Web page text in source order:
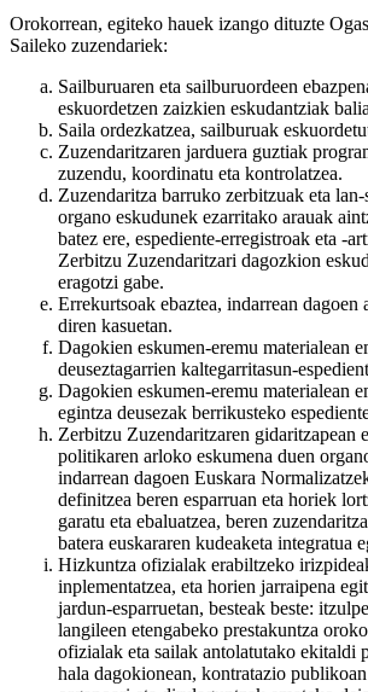
Orokorrean, egiteko hauek izango dituzte
Saileko zuzendariek:
Sailburuaren eta sailburuordeen
eskuordetzen zaizkien eskudantziak
Saila ordezkatzea, sailburuak
Zuzendaritzaren jarduera guztiak
zuzendu, koordinatu eta kontrolatzea.
Zuzendaritza barruko zerbitzuak eta lan-
organo eskudunek ezarritako arauak
batez ere, espediente-erregistroak eta -
Zerbitzu Zuzendaritzari dagozkion
eragotzi gabe.
Errekurtsoak ebaztea, indarrean dagoen
diren kasuetan.
Dagokien eskumen-eremu materialean
deuseztagarrien kaltegarritasun-
Dagokien eskumen-eremu materialean
egintza deusezak berrikusteko
Zerbitzu Zuzendaritzaren gidaritzapean
politikaren arloko eskumena duen
indarrean dagoen Euskara
definitzea beren esparruan eta horiek
garatu eta ebaluatzea, beren
batera euskararen kudeaketa integratua
Hizkuntza ofizialak erabiltzeko
inplementatzea, eta horien jarraipena
jardun-esparruetan, besteak beste:
langileen etengabeko prestakuntza
ofizialak eta sailak antolatutako ekitaldi
hala dagokionean, kontratazio